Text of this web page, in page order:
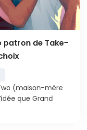
patron de Take-
(maison-mère
que Grand